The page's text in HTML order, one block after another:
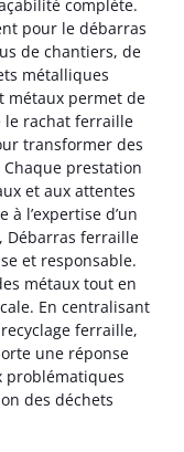
complète.
pour le débarras
de chantiers, de
métalliques
métaux permet de
le rachat ferraille
transformer des
prestation
et aux attentes
l’expertise d’un
Débarras ferraille
et responsable.
métaux tout en
En centralisant
ferraille,
une réponse
problématiques
des déchets